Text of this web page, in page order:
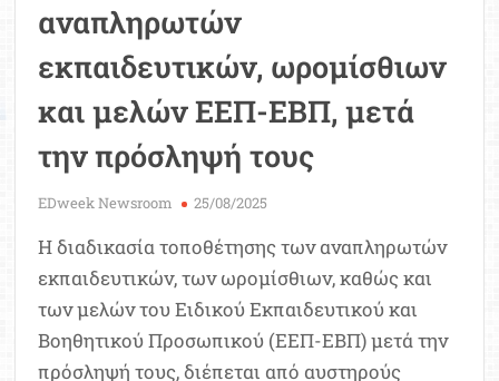
αναπληρωτών
εκπαιδευτικών, ωρομίσθιων
και μελών ΕΕΠ-ΕΒΠ, μετά
την πρόσληψή τους
EDweek Newsroom 25/08/2025
Η διαδικασία τοποθέτησης των αναπληρωτών
εκπαιδευτικών, των ωρομίσθιων, καθώς και
των μελών του Ειδικού Εκπαιδευτικού και
Βοηθητικού Προσωπικού (ΕΕΠ-ΕΒΠ) μετά την
πρόσληψή τους, διέπεται από αυστηρούς